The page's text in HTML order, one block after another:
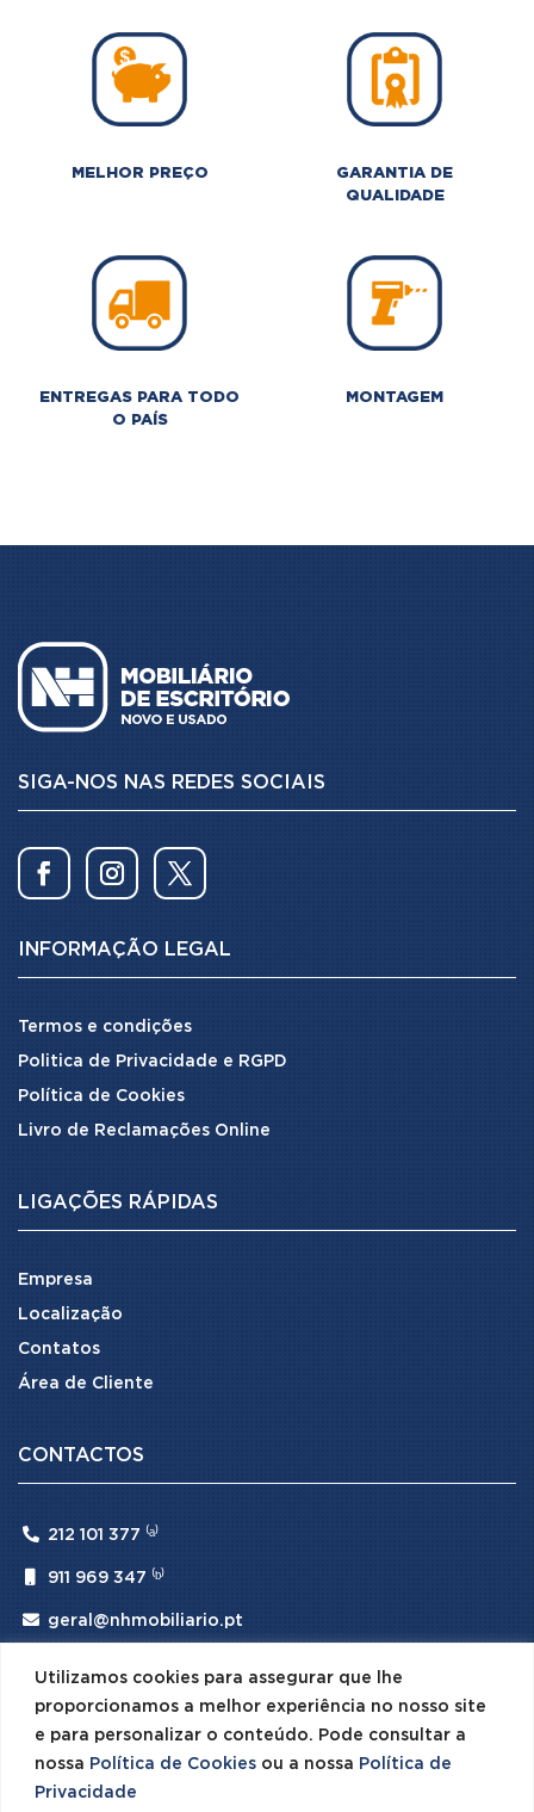
Utilizamos cookies para assegurar que lhe
proporcionamos a melhor experiência no nosso site
e para personalizar o conteúdo. Pode consultar a
nossa Política de Cookies ou a nossa Política de
Privacidade
MELHOR PREÇO
GARANTIA DE
QUALIDADE
ENTREGAS PARA TODO
O PAÍS
MONTAGEM
SIGA-NOS NAS REDES SOCIAIS
INFORMAÇÃO LEGAL
Termos e condições
Politica de Privacidade e RGPD
Política de Cookies
Livro de Reclamações Online
LIGAÇÕES RÁPIDAS
Empresa
Localização
Contatos
Área de Cliente
CONTACTOS
 212 101 377 ⁽ᵃ⁾
911 969 347 ⁽ᵇ⁾
 geral@nhmobiliario.pt